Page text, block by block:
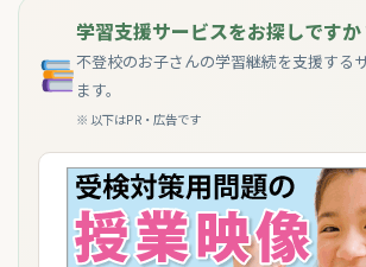
学習支援サービスをお探しですか
不登校のお子さんの学習継続を支援する
ます。
※ 以下はPR・広告です